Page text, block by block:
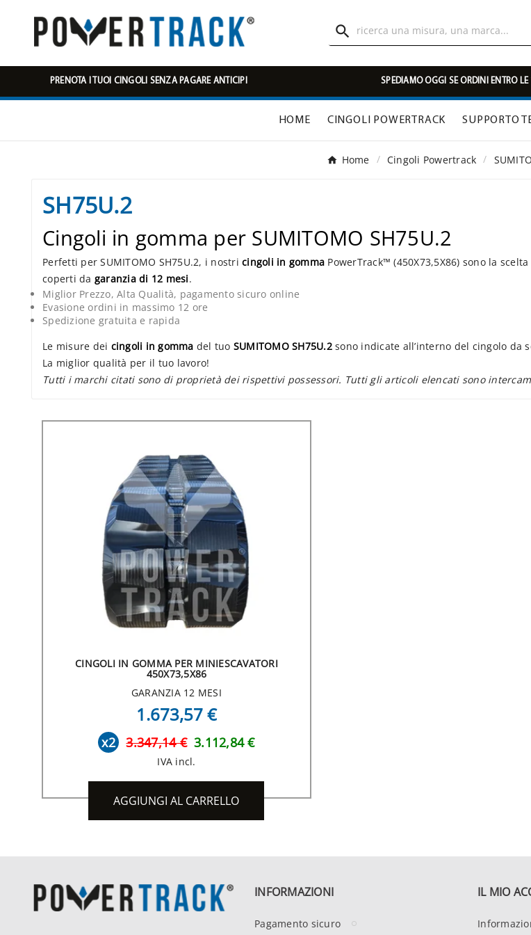

PRENOTA I TUOI CINGOLI SENZA PAGARE ANTICIPI SPEDIAMO OGGI SE ORDINI ENTRO
HOME CINGOLI POWERTRACK SUPPORTO
Home Cingoli Powertrack
SH75U.2
Cingoli in gomma per SUMITOMO SH75U.2
Perfetti per SUMITOMO SH75U.2, i nostri cingoli in gomma PowerTrack™ (450X73,5X86) sono la
coperti da garanzia di 12 mesi.
Miglior Prezzo, Alta Qualità, pagamento sicuro online
Evasione ordini in massimo 12 ore
Spedizione gratuita e rapida
Le misure dei cingoli in gomma del tuo SUMITOMO SH75U.2sono indicate all’interno del cingolo da
La miglior qualità per il tuo lavoro!
Tutti i marchi citati sono di proprietà dei rispettivi possessori. Tutti gli articoli elencati sono
CINGOLI IN GOMMA PER MINIESCAVATORI
450X73,5X86
GARANZIA 12 MESI
1.673,57 €
x2 3.347,14 € 3.112,84 €
IVA incl.
AGGIUNGI AL CARRELLO
INFORMAZIONI
Pagamento sicuro
IL MIO